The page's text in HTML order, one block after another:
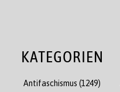
KATEGORIEN
Antifaschismus (1249)